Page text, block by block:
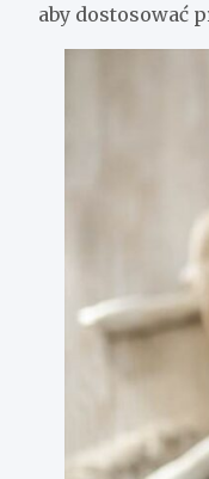
aby dostosować